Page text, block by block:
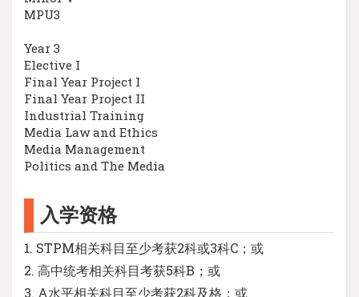
MPU3
Year 3
Elective I
Final Year Project I
Final Year Project II
Industrial Training
Media Law and Ethics
Media Management
Politics and The Media
入学资格
1. STPM相关科目至少考获2科或3科C；或
2. 高中统考相关科目考获5科B；或
3. A水平相关科目至少考获2科及格；或